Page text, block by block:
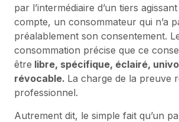
par l’intermédiaire d’un tiers
compte, un consommateur qui n’a
préalablement son consentement.
consommation précise que ce
être libre, spécifique, éclairé,
révocable. La charge de la preuve
professionnel.
Autrement dit, le simple fait qu’un